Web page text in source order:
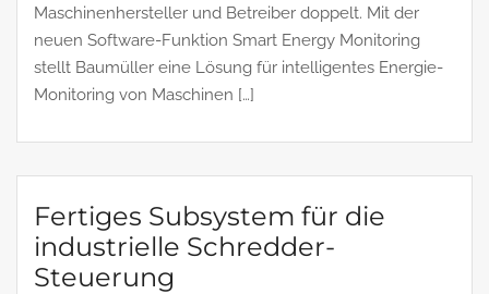
Maschinenhersteller und Betreiber doppelt. Mit der
neuen Software-Funktion Smart Energy Monitoring
stellt Baumüller eine Lösung für intelligentes Energie-
Monitoring von Maschinen […]
Fertiges Subsystem für die
industrielle Schredder-
Steuerung